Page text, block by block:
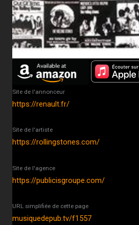
Site de l'annonceur
https://renault.fr/
Site de l'artiste
https://rollingstones.com/
Site de l'agence
https://publicisgroupe.com/
URL simplifiée de cette page
musiquedepub.tv/f1557